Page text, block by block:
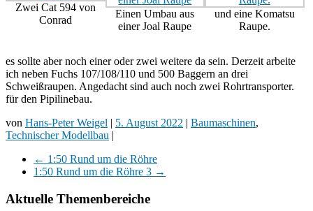
Zwei Cat 594 von
Conrad
Einen Umbau aus
einer Joal Raupe
und eine Komatsu
Raupe.
es sollte aber noch einer oder zwei weitere da sein. Derzeit arbeite
ich neben Fuchs 107/108/110 und 500 Baggern an drei
Schweißraupen. Angedacht sind auch noch zwei Rohrtransporter.
für den Pipilinebau.
von Hans-Peter Weigel | 5. August 2022 | Baumaschinen,
Technischer Modellbau |
← 1:50 Rund um die Röhre
1:50 Rund um die Röhre 3 →
Aktuelle Themenbereiche